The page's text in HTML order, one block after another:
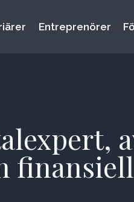
Entreprenörer